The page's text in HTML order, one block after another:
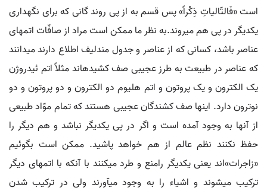
است «فَالتّالیاتِ ذِکْراً» پس قسم به از پی روند گانی که برای نگهداری
یکدیگر در پی هم می‏روند.به نظر ما ممکن است مراد از صافّات اتم‏های
عناصر باشد، کسانی که از عناصر و جدول مندلیف اطلاع دارند می‏دانند
که عناصر در طبیعت به طرز عجیبی صف کشیده‏اند مثلاً اتم ئیدروژن
یک الکترون و یک پروتون و اتم هلیوم دو الکترون و دو پروتون و دو
نوترون دارد. اینها صف کشندگان عجیبی هستند که تمام موّاد طبیعی
از آنها به وجود آمده است و اگر در پی یکدیگر نباشد و هم دیگر را
حفظ نکنند نظم عالم از هم خواهد پاشید. ممکن است بگوئیم
«زاجرات»اند یعنی یکدیگر رامنع و طرد می‏کنند با آنکه با اتمهای دیگر
ترکیب می‏شوند و اشیاء را به وجود می‏آورند ولی در ترکیب شدن